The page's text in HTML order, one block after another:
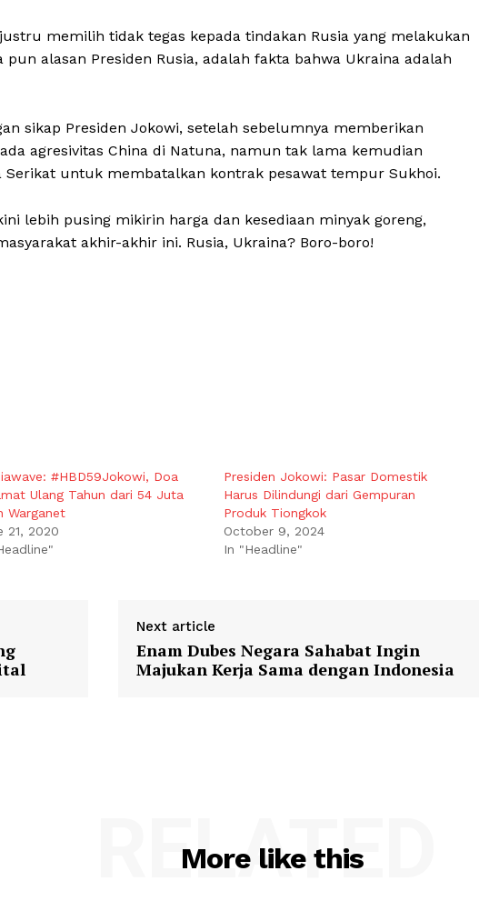
memilih tidak tegas kepada tindakan Rusia yang melakukan
alasan Presiden Rusia, adalah fakta bahwa Ukraina adalah
sikap Presiden Jokowi, setelah sebelumnya memberikan
agresivitas China di Natuna, namun tak lama kemudian
untuk membatalkan kontrak pesawat tempur Sukhoi.
lebih pusing mikirin harga dan kesediaan minyak goreng,
akhir-akhir ini. Rusia, Ukraina? Boro-boro!
#HBD59Jokowi, Doa
Ulang Tahun dari 54 Juta
Warganet
21, 2020
Presiden Jokowi: Pasar Domestik
Harus Dilindungi dari Gempuran
Produk Tiongkok
October 9, 2024
In "Headline"
Next article
Enam Dubes Negara Sahabat Ingin
Majukan Kerja Sama dengan Indonesia
More like this
RELATED